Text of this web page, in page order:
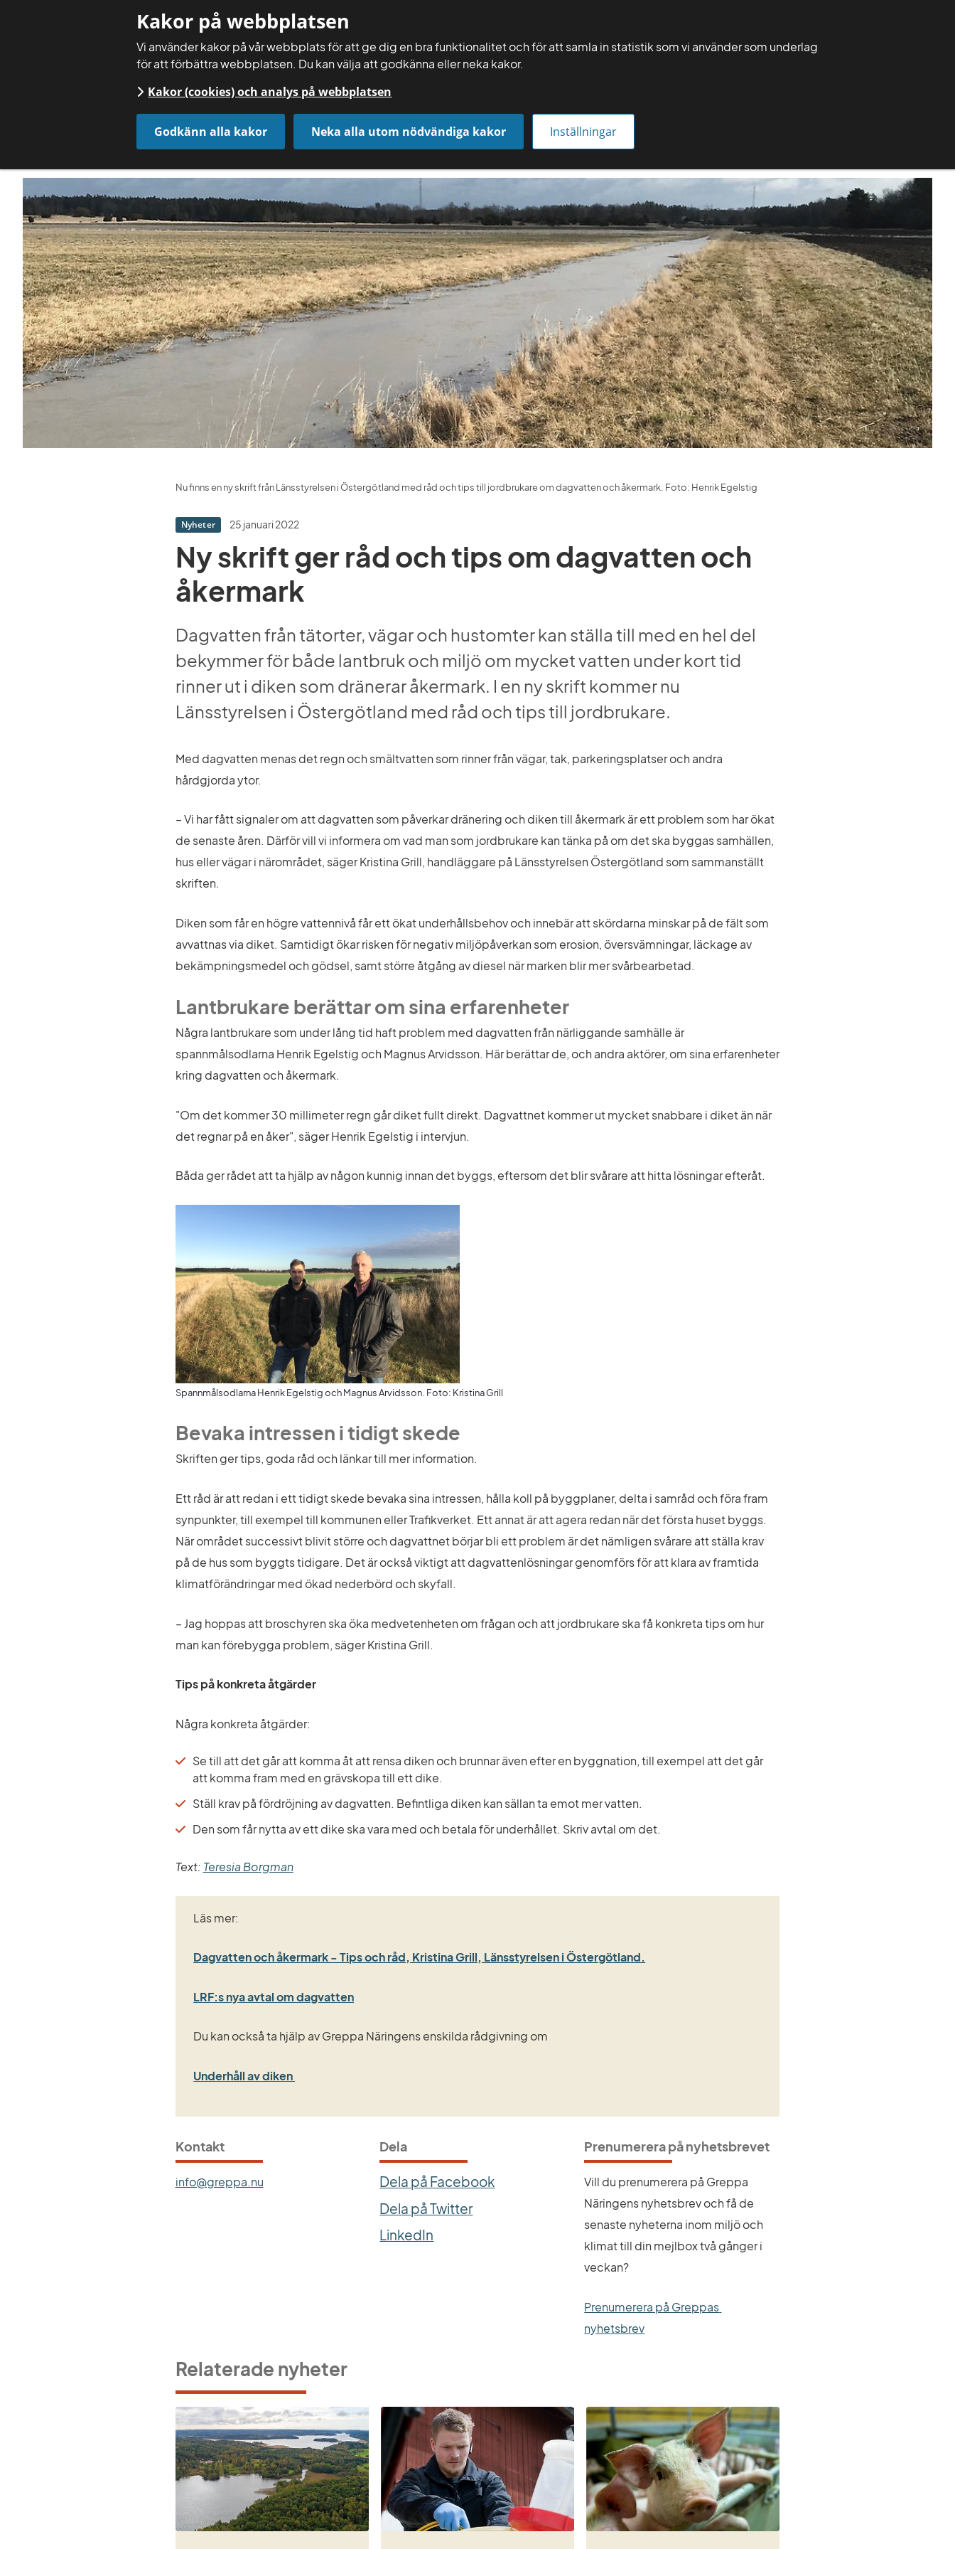
Kakor på webbplatsen
Vi använder kakor på vår webbplats för att ge dig en bra funktionalitet och för att samla in statistik som vi använder som underlag
för att förbättra webbplatsen. Du kan välja att godkänna eller neka kakor.
Kakor (cookies) och analys på webbplatsen
Godkänn alla kakor Neka alla utom nödvändiga kakor Inställningar
län
Få rådgivning
Nu finns en ny skrift från Länsstyrelsen i Östergötland med råd och tips till jordbrukare om dagvatten och åkermark. Foto: Henrik Egelstig
Nyheter 25 januari 2022
Ny skrift ger råd och tips om dagvatten och
åkermark
Dagvatten från tätorter, vägar och hustomter kan ställa till med en hel del
bekymmer för både lantbruk och miljö om mycket vatten under kort tid
rinner ut i diken som dränerar åkermark. I en ny skrift kommer nu
Länsstyrelsen i Östergötland med råd och tips till jordbrukare.
Med dagvatten menas det regn och smältvatten som rinner från vägar, tak, parkeringsplatser och andra
hårdgjorda ytor.
– Vi har fått signaler om att dagvatten som påverkar dränering och diken till åkermark är ett problem som har ökat
de senaste åren. Därför vill vi informera om vad man som jordbrukare kan tänka på om det ska byggas samhällen,
hus eller vägar i närområdet, säger Kristina Grill, handläggare på Länsstyrelsen Östergötland som sammanställt
skriften.
Diken som får en högre vattennivå får ett ökat underhållsbehov och innebär att skördarna minskar på de fält som
avvattnas via diket. Samtidigt ökar risken för negativ miljöpåverkan som erosion, översvämningar, läckage av
bekämpningsmedel och gödsel, samt större åtgång av diesel när marken blir mer svårbearbetad.
Lantbrukare berättar om sina erfarenheter
Några lantbrukare som under lång tid haft problem med dagvatten från närliggande samhälle är
spannmålsodlarna Henrik Egelstig och Magnus Arvidsson. Här berättar de, och andra aktörer, om sina erfarenheter
kring dagvatten och åkermark.
"Om det kommer 30 millimeter regn går diket fullt direkt. Dagvattnet kommer ut mycket snabbare i diket än när
det regnar på en åker", säger Henrik Egelstig i intervjun.
Båda ger rådet att ta hjälp av någon kunnig innan det byggs, eftersom det blir svårare att hitta lösningar efteråt.
Spannmålsodlarna Henrik Egelstig och Magnus Arvidsson. Foto: Kristina Grill
Bevaka intressen i tidigt skede
Skriften ger tips, goda råd och länkar till mer information.
Ett råd är att redan i ett tidigt skede bevaka sina intressen, hålla koll på byggplaner, delta i samråd och föra fram
synpunkter, till exempel till kommunen eller Trafikverket. Ett annat är att agera redan när det första huset byggs.
När området successivt blivit större och dagvattnet börjar bli ett problem är det nämligen svårare att ställa krav
på de hus som byggts tidigare. Det är också viktigt att dagvattenlösningar genomförs för att klara av framtida
klimatförändringar med ökad nederbörd och skyfall.
– Jag hoppas att broschyren ska öka medvetenheten om frågan och att jordbrukare ska få konkreta tips om hur
man kan förebygga problem, säger Kristina Grill.
Tips på konkreta åtgärder
Några konkreta åtgärder:
Se till att det går att komma åt att rensa diken och brunnar även efter en byggnation, till exempel att det går
att komma fram med en grävskopa till ett dike.
Ställ krav på fördröjning av dagvatten. Befintliga diken kan sällan ta emot mer vatten.
Den som får nytta av ett dike ska vara med och betala för underhållet. Skriv avtal om det.
Text: Teresia Borgman
Läs mer:
Dagvatten och åkermark - Tips och råd, Kristina Grill, Länsstyrelsen i Östergötland.
LRF:s nya avtal om dagvattenLänk till annan webbplats.
Du kan också ta hjälp av Greppa Näringens enskilda rådgivning om
Underhåll av diken
Kontakt
info@greppa.nu
Dela
Dela på Facebook
Dela på Twitter
LinkedIn
Prenumerera på nyhetsbrevet
Vill du prenumerera på Greppa
Näringens nyhetsbrev och få de
senaste nyheterna inom miljö och
klimat till din mejlbox två gånger i
veckan?
Prenumerera på Greppas
nyhetsbrev
Relaterade nyheter